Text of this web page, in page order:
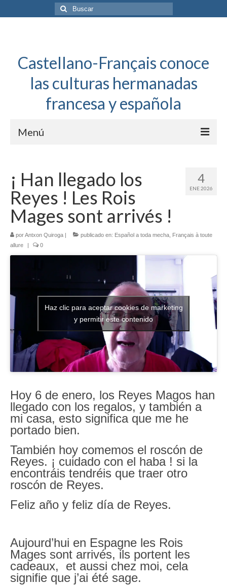
Buscar
por:
Castellano-Français conoce
las culturas hermanadas
francesa y española
Menú
Français: Dossier Général
Français à toute allure
Bordeaux Tregey
Literatura española
UNED
Euskaldunak gara
Las sevillanas y yo
Viaje
Canarias
MI POESIA
4
ENE 2026
¡ Han llegado los
Reyes ! Les Rois
Mages sont arrivés !
porAntxon Quiroga | publicado en: Español a toda mecha Français à toute
allure
| 0
Haz clic para aceptar cookies de marketing
y permitir este contenido
Hoy 6 de enero, los Reyes Magos han
llegado con los regalos, y también a
mi casa, esto significa que me he
portado bien.
También hoy comemos el roscón de
Reyes. ¡ cuidado con el haba ! si la
encontráis tendréis que traer otro
roscón de Reyes.
Feliz año y feliz día de Reyes.
Aujourd’hui en Espagne les Rois
Mages sont arrivés, ils portent les
cadeaux, et aussi chez moi, cela
signifie que j’ai été sage.